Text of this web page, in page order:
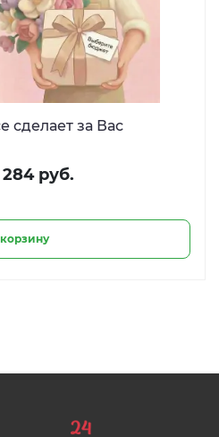
сделает за Вас
руб.